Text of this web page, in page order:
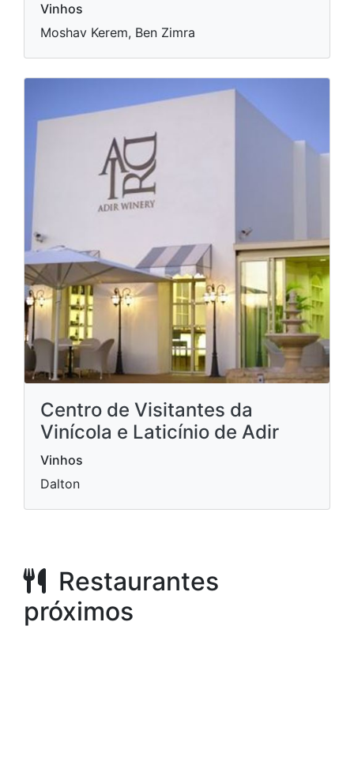
Vinhos
Moshav Kerem, Ben Zimra
Centro de Visitantes da
Vinícola e Laticínio de Adir
Vinhos
Dalton
Restaurantes
próximos